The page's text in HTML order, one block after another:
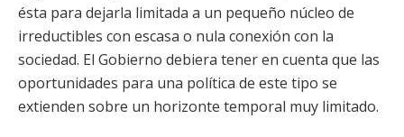
ésta para dejarla limitada a un pequeño núcleo de
irreductibles con escasa o nula conexión con la
sociedad. El Gobierno debiera tener en cuenta que las
oportunidades para una política de este tipo se
extienden sobre un horizonte temporal muy limitado.